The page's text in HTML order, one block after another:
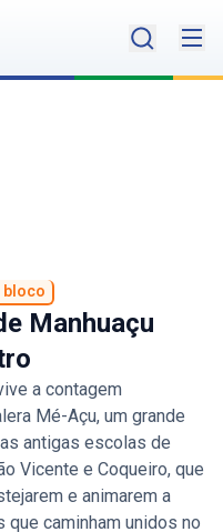
bloco
Manhuaçu
a contagem
Mé-Açu, um grande
antigas escolas de
Vicente e Coqueiro, que
e animarem a
que caminham unidos no